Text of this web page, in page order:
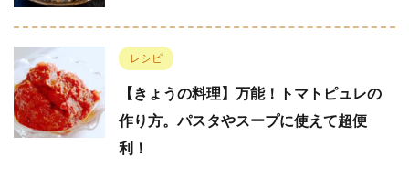
レシピ
【きょうの料理】万能！トマトピュレの
作り方。パスタやスープに使えて超便
利！